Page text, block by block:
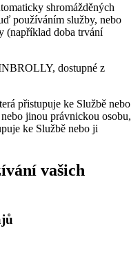
shromážděných
používáním služby, nebo
(například doba trvání
dostupné z
přistupuje ke Službě nebo
jinou právnickou osobu,
ke Službě nebo ji
vašich